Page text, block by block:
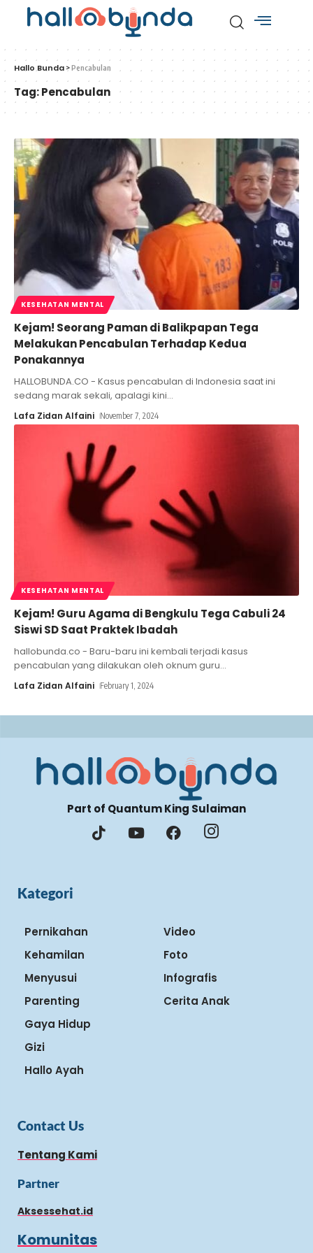
Hallo Bunda >Pencabulan
Tag:Pencabulan
KESEHATAN MENTAL
Kejam! Seorang Paman di Balikpapan Tega
Melakukan Pencabulan Terhadap Kedua
Ponakannya
HALLOBUNDA.CO - Kasus pencabulan di Indonesia saat ini
sedang marak sekali, apalagi kini…
Lafa Zidan Alfaini November 7, 2024
KESEHATAN MENTAL
Kejam! Guru Agama di Bengkulu Tega Cabuli 24
Siswi SD Saat Praktek Ibadah
hallobunda.co - Baru-baru ini kembali terjadi kasus
pencabulan yang dilakukan oleh oknum guru…
Lafa Zidan Alfaini February 1, 2024
Part of Quantum King Sulaiman
Kategori
Pernikahan
Kehamilan
Menyusui
Parenting
Gaya Hidup
Gizi
Hallo Ayah
Video
Foto
Infografis
Cerita Anak
Contact Us
Tentang Kami
Partner
Aksessehat.id
Komunitas